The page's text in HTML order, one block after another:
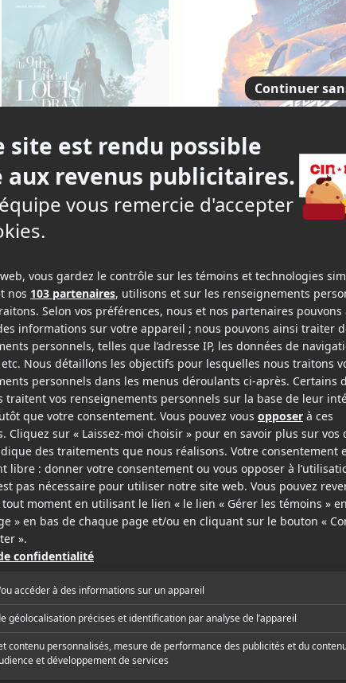
The 9th life of Louis Drax
v.o.a.
Need for Speed
Acteur
2014
Vous descendez?
A Long Way Down
v.f. v.o.a.
2014
Délinquants